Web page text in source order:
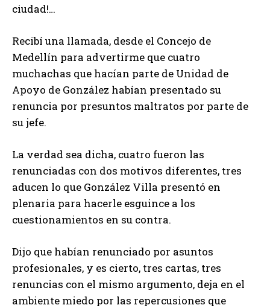
ciudad!…
Recibí una llamada, desde el Concejo de
Medellín para advertirme que cuatro
muchachas que hacían parte de Unidad de
Apoyo de González habían presentado su
renuncia por presuntos maltratos por parte de
su jefe.
La verdad sea dicha, cuatro fueron las
renunciadas con dos motivos diferentes, tres
aducen lo que González Villa presentó en
plenaria para hacerle esguince a los
cuestionamientos en su contra.
Dijo que habían renunciado por asuntos
profesionales, y es cierto, tres cartas, tres
renuncias con el mismo argumento, deja en el
ambiente miedo por las repercusiones que